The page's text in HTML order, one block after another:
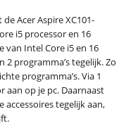
Acer Aspire XC101-
i5 processor en 16
van Intel Core i5 en 16
programma’s tegelijk. Zo
programma’s. Via 1
op je pc. Daarnaast
tegelijk aan,